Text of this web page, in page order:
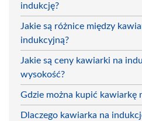
indukcję?
Jakie są różnice między
indukcyjną?
Jakie są ceny kawiarki na
wysokość?
Gdzie można kupić kawiarkę
Dlaczego kawiarka na